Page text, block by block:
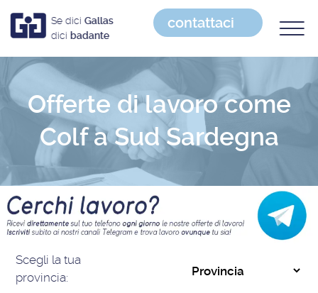
Se dici Gallas
dici badante
contattaci
Offerte di lavoro come
Colf a Sud Sardegna
Scegli la tua
provincia: